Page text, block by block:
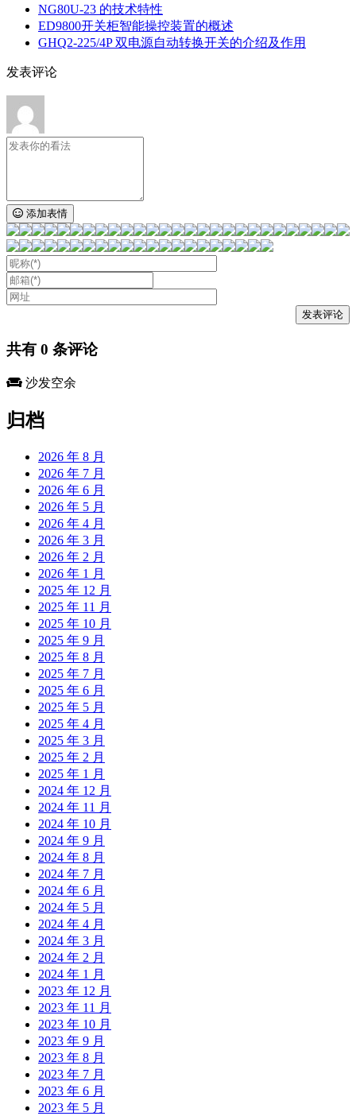
NG80U-23 的技术特性
ED9800开关柜智能操控装置的概述
GHQ2-225/4P 双电源自动转换开关的介绍及作用
发表评论
添加表情
共有 0 条评论
沙发空余
归档
2026 年 8 月
2026 年 7 月
2026 年 6 月
2026 年 5 月
2026 年 4 月
2026 年 3 月
2026 年 2 月
2026 年 1 月
2025 年 12 月
2025 年 11 月
2025 年 10 月
2025 年 9 月
2025 年 8 月
2025 年 7 月
2025 年 6 月
2025 年 5 月
2025 年 4 月
2025 年 3 月
2025 年 2 月
2025 年 1 月
2024 年 12 月
2024 年 11 月
2024 年 10 月
2024 年 9 月
2024 年 8 月
2024 年 7 月
2024 年 6 月
2024 年 5 月
2024 年 4 月
2024 年 3 月
2024 年 2 月
2024 年 1 月
2023 年 12 月
2023 年 11 月
2023 年 10 月
2023 年 9 月
2023 年 8 月
2023 年 7 月
2023 年 6 月
2023 年 5 月